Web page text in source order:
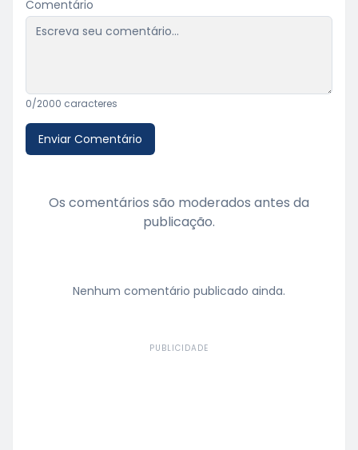
Comentário
0/2000 caracteres
Enviar Comentário
Os comentários são moderados antes da
publicação.
Nenhum comentário publicado ainda.
PUBLICIDADE